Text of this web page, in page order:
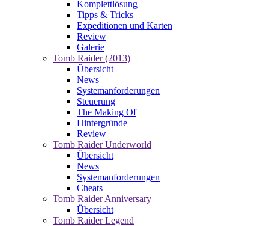
Komplettlösung
Tipps & Tricks
Expeditionen und Karten
Review
Galerie
Tomb Raider (2013)
Übersicht
News
Systemanforderungen
Steuerung
The Making Of
Hintergründe
Review
Tomb Raider Underworld
Übersicht
News
Systemanforderungen
Cheats
Tomb Raider Anniversary
Übersicht
Tomb Raider Legend